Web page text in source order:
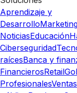
Aprendizaje y
Desarrollo
NoticiasEducación
Ciberseguridad
raícesBanca y
FinancierosRetail
ProfesionalesVentas